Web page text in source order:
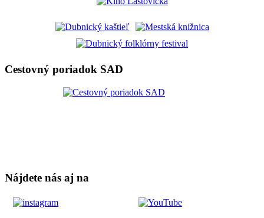
Cestovný poriadok SAD
Nájdete nás aj na